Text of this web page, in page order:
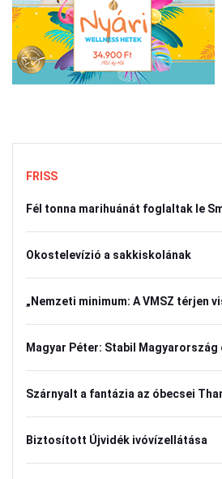
FRISS
Fél tonna marihuánát foglaltak le
Okostelevízió a sakkiskolának
„Nemzeti minimum: A VMSZ térjen
Magyar Péter: Stabil
Szárnyalt a fantázia az óbecsei
Biztosított Újvidék ivóvízellátása